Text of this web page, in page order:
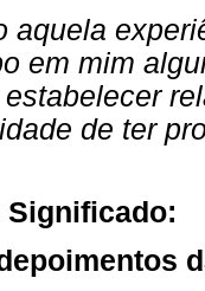
aquela
em mim
de ter
Significado: